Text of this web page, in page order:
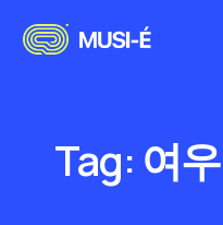
Tag: 여